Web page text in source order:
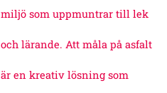
miljö som uppmuntrar till lek
och lärande. Att måla på asfalt
är en kreativ lösning som